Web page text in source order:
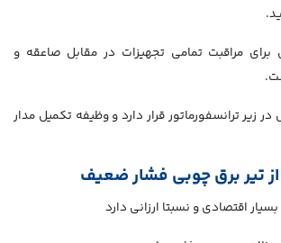
برای مراقبت تمامی تجهیزات در مقابل صاعقه و
زیر ترانسفورماتور قرار دارد و وظیفه تکمیل مدار
از تیر برق چوبی فشار ضعیف